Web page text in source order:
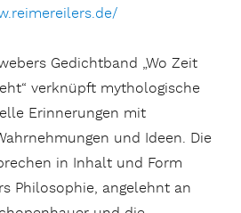
Gedichtband „Wo Zeit
verknüpft mythologische
Erinnerungen mit
und Ideen. Die
in Inhalt und Form
Philosophie, angelehnt an